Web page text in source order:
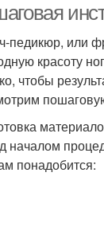
педикюр, или
красоту
чтобы
началом
понадобится: